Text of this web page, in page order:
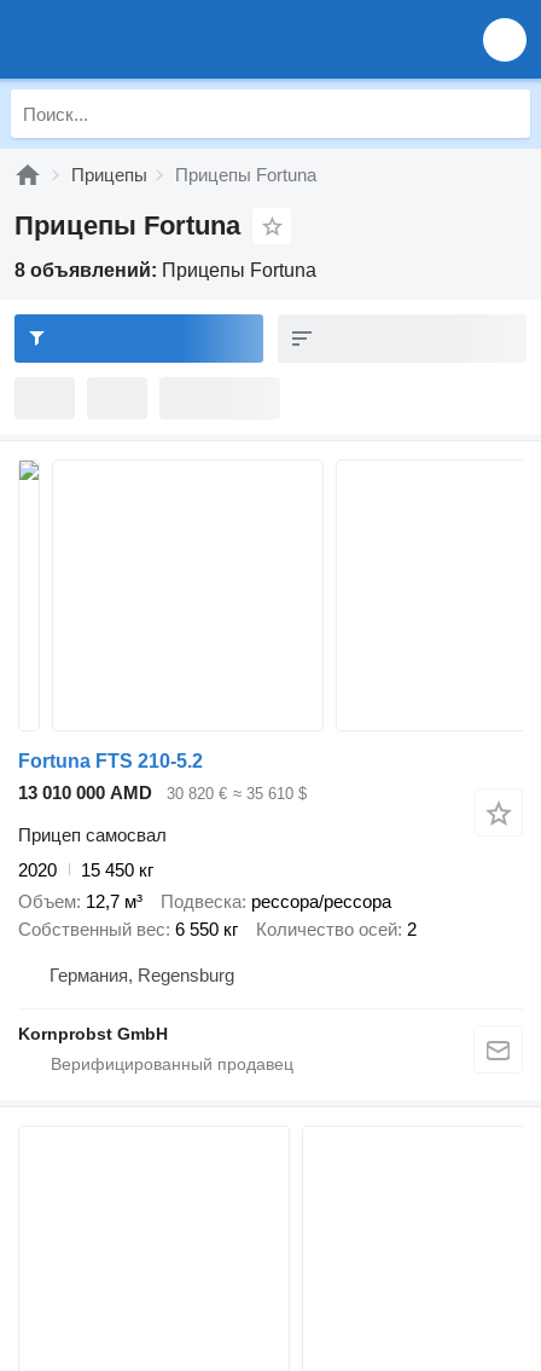
Прицепы Прицепы Fortuna
Прицепы Fortuna
8 объявлений: Прицепы Fortuna
Fortuna FTS 210-5.2
13 010 000 AMD
30 820 € ≈ 35 610 $
Прицеп самосвал
2020
15 450 кг
Объем 12,7 м³ Подвеска рессора/рессора
Собственный вес 6 550 кг Количество осей 2
Германия, Regensburg
Kornprobst GmbH